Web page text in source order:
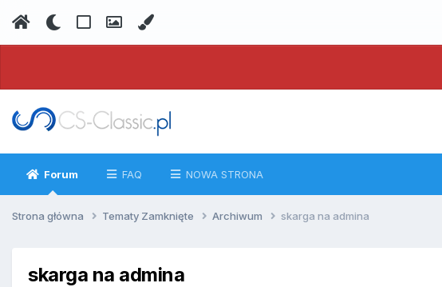
Forum FAQ NOWA STRONA
Strona główna Tematy Zamknięte Archiwum skarga na admina
skarga na admina